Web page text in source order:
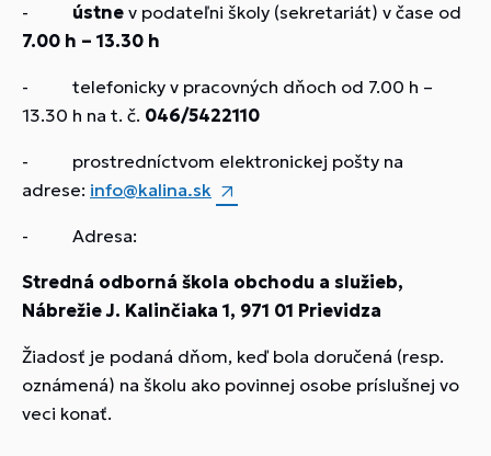
- ústne v podateľni školy (sekretariát) v čase od
7.00 h – 13.30 h
- telefonicky v pracovných dňoch od 7.00 h –
13.30 h na t. č. 046/5422110
- prostredníctvom elektronickej pošty na
adrese: info@kalina.sk
- Adresa:
Stredná odborná škola obchodu a služieb,
Nábrežie J. Kalinčiaka 1, 971 01 Prievidza
Žiadosť je podaná dňom, keď bola doručená (resp.
oznámená) na školu ako povinnej osobe príslušnej vo
veci konať.